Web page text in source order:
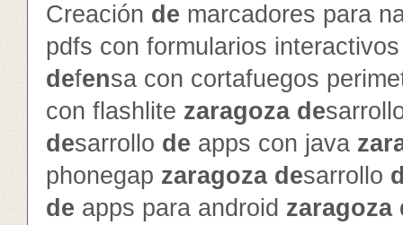
Creación de marcadores para
pdfs con formularios
defensa con cortafuegos
con flashlite zaragoza de
desarrollo de apps con java
phonegap zaragoza desarrollo
de apps para android zaragoza